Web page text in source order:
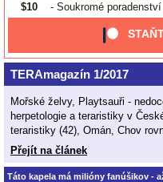
$10
- Soukromé poradenství
TERAmagazín 1/2017
Mořské želvy, Playtsauři -
herpetologie a teraristiky v
teraristiky (42), Omán, Chov
Přejít na článek
Táto kapela má milióny fanúšikov -